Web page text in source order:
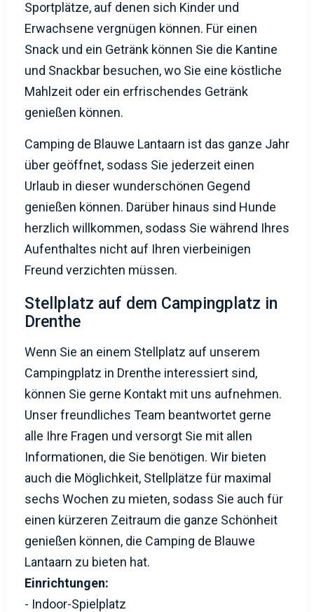
Sportplätze, auf denen sich Kinder und
Erwachsene vergnügen können. Für einen
Snack und ein Getränk können Sie die Kantine
und Snackbar besuchen, wo Sie eine köstliche
Mahlzeit oder ein erfrischendes Getränk
genießen können.
Camping de Blauwe Lantaarn ist das ganze Jahr
über geöffnet, sodass Sie jederzeit einen
Urlaub in dieser wunderschönen Gegend
genießen können. Darüber hinaus sind Hunde
herzlich willkommen, sodass Sie während Ihres
Aufenthaltes nicht auf Ihren vierbeinigen
Freund verzichten müssen.
Stellplatz auf dem Campingplatz in
Drenthe
Wenn Sie an einem Stellplatz auf unserem
Campingplatz in Drenthe interessiert sind,
können Sie gerne Kontakt mit uns aufnehmen.
Unser freundliches Team beantwortet gerne
alle Ihre Fragen und versorgt Sie mit allen
Informationen, die Sie benötigen. Wir bieten
auch die Möglichkeit, Stellplätze für maximal
sechs Wochen zu mieten, sodass Sie auch für
einen kürzeren Zeitraum die ganze Schönheit
genießen können, die Camping de Blauwe
Lantaarn zu bieten hat.
Einrichtungen:
- Indoor-Spielplatz